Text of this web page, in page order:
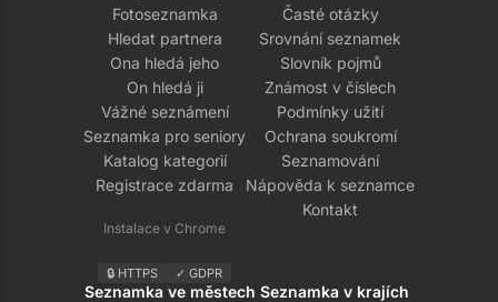
Fotoseznamka
Hledat partnera
Ona hledá jeho
On hledá ji
Vážné seznámení
Seznamka pro seniory
Katalog kategorií
Registrace zdarma
Instalace v Chrome
🔒 HTTPS ✓ GDPR
Časté otázky
Srovnání seznamek
Slovník pojmů
Známost v číslech
Podmínky užití
Ochrana soukromí
Seznamování
Nápověda k seznamce
Kontakt
Seznamka ve městech Seznamka v krajích